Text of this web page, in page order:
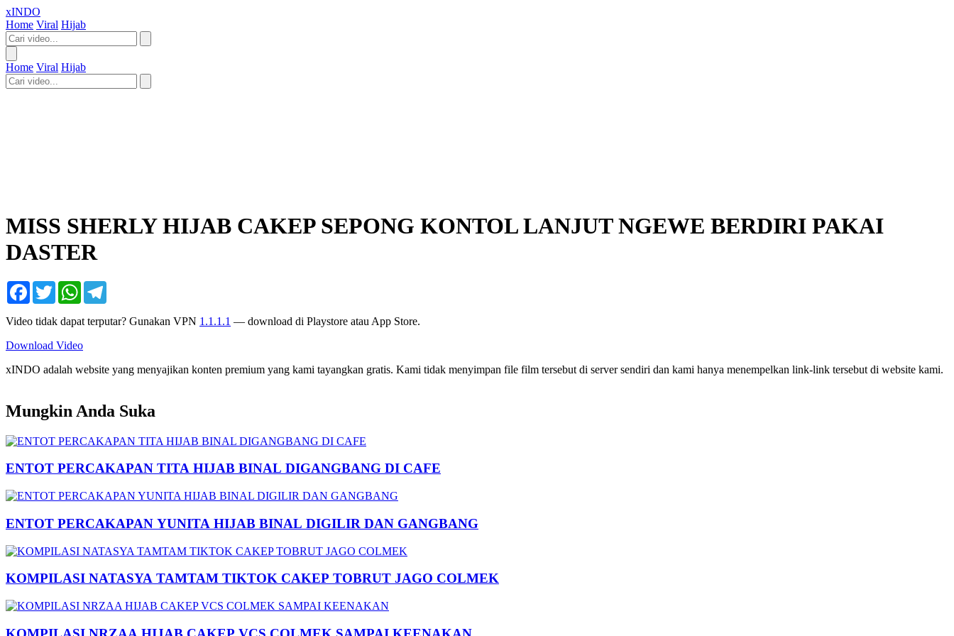
xINDO
Home Viral Hijab
Home Viral Hijab
MISS SHERLY HIJAB CAKEP SEPONG KONTOL LANJUT NGEWE BERDIRI PAKAI
DASTER
Facebook
TwitterWhatsApp
Video tidak dapat terputar? Gunakan VPN 1.1.1.1 — download di Playstore atau App Store.
Download Video
xINDO adalah website yang menyajikan konten premium yang kami tayangkan gratis. Kami tidak menyimpan file film tersebut di server sendiri dan kami hanya menempelkan link-link tersebut di website kami.
Mungkin Anda Suka
ENTOT PERCAKAPAN TITA HIJAB BINAL DIGANGBANG DI CAFE
ENTOT PERCAKAPAN YUNITA HIJAB BINAL DIGILIR DAN GANGBANG
KOMPILASI NATASYA TAMTAM TIKTOK CAKEP TOBRUT JAGO COLMEK